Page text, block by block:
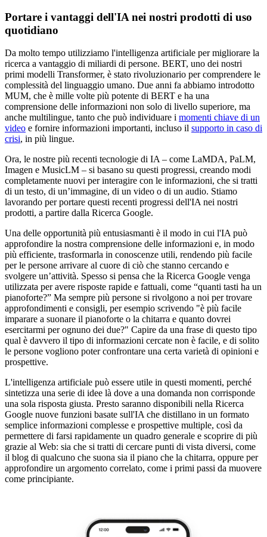
Portare i vantaggi dell'IA nei nostri prodotti di uso
quotidiano
Da molto tempo utilizziamo l'intelligenza artificiale per migliorare la
ricerca a vantaggio di miliardi di persone. BERT, uno dei nostri
primi modelli Transformer, è stato rivoluzionario per comprendere le
complessità del linguaggio umano. Due anni fa abbiamo introdotto
MUM, che è mille volte più potente di BERT e ha una
comprensione delle informazioni non solo di livello superiore, ma
anche multilingue, tanto che può individuare i momenti chiave di un
video e fornire informazioni importanti, incluso il supporto in caso di
crisi, in più lingue.
Ora, le nostre più recenti tecnologie di IA – come LaMDA, PaLM,
Imagen e MusicLM – si basano su questi progressi, creando modi
completamente nuovi per interagire con le informazioni, che si tratti
di un testo, di un’immagine, di un video o di un audio. Stiamo
lavorando per portare questi recenti progressi dell'IA nei nostri
prodotti, a partire dalla Ricerca Google.
Una delle opportunità più entusiasmanti è il modo in cui l'IA può
approfondire la nostra comprensione delle informazioni e, in modo
più efficiente, trasformarla in conoscenze utili, rendendo più facile
per le persone arrivare al cuore di ciò che stanno cercando e
svolgere un’attività. Spesso si pensa che la Ricerca Google venga
utilizzata per avere risposte rapide e fattuali, come “quanti tasti ha un
pianoforte?” Ma sempre più persone si rivolgono a noi per trovare
approfondimenti e consigli, per esempio scrivendo "è più facile
imparare a suonare il pianoforte o la chitarra e quanto dovrei
esercitarmi per ognuno dei due?" Capire da una frase di questo tipo
qual è davvero il tipo di informazioni cercate non è facile, e di solito
le persone vogliono poter confrontare una certa varietà di opinioni e
prospettive.
L'intelligenza artificiale può essere utile in questi momenti, perché
sintetizza una serie di idee là dove a una domanda non corrisponde
una sola risposta giusta. Presto saranno disponibili nella Ricerca
Google nuove funzioni basate sull'IA che distillano in un formato
semplice informazioni complesse e prospettive multiple, così da
permettere di farsi rapidamente un quadro generale e scoprire di più
grazie al Web: sia che si tratti di cercare punti di vista diversi, come
il blog di qualcuno che suona sia il piano che la chitarra, oppure per
approfondire un argomento correlato, come i primi passi da muovere
come principiante.